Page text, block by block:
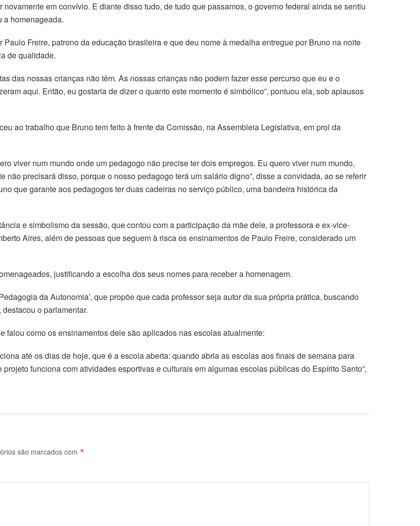
em convívio. E diante disso tudo, de tudo que passamos, o governo federal ainda se sentiu
a homenageada.
Freire, patrono da educação brasileira e que deu nome à medalha entregue por Bruno na noite
de qualidade.
das nossas crianças não têm. As nossas crianças não podem fazer esse percurso que eu e o
aqui. Então, eu gostaria de dizer o quanto este momento é simbólico”, pontuou ela, sob aplausos
ao trabalho que Bruno tem feito à frente da Comissão, na Assembleia Legislativa, em prol da
viver num mundo onde um pedagogo não precise ter dois empregos. Eu quero viver num mundo,
não precisará disso, porque o nosso pedagogo terá um salário digno”, disse a convidada, ao se referir
que garante aos pedagogos ter duas cadeiras no serviço público, uma bandeira histórica da
e simbolismo da sessão, que contou com a participação da mãe dele, a professora e ex-vice-
Aires, além de pessoas que seguem à risca os ensinamentos de Paulo Freire, considerado um
justificando a escolha dos seus nomes para receber a homenagem.
da Autonomia’, que propõe que cada professor seja autor da sua própria prática, buscando
o parlamentar.
falou como os ensinamentos dele são aplicados nas escolas atualmente:
até os dias de hoje, que é a escola aberta: quando abria as escolas aos finais de semana para
funciona com atividades esportivas e culturais em algumas escolas públicas do Espírito Santo”,
são marcados com *